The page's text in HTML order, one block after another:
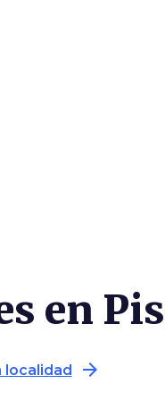
en
localidad arrow_forward